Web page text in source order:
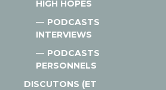
HIGH HOPES
PODCASTS
INTERVIEWS
PODCASTS
PERSONNELS
DISCUTONS (ET